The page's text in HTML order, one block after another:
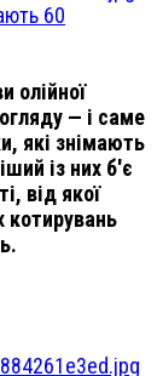
60
олійної
— і саме
які знімають
із них б'є
від якої
котирувань